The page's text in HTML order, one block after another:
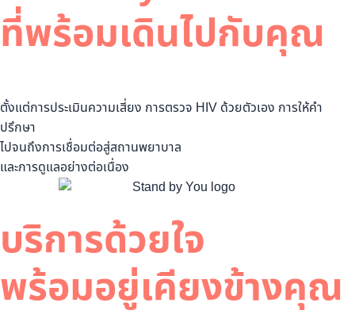
ที่พร้อมเดินไปกับคุณ
ตั้งแต่การประเมินความเสี่ยง การตรวจ HIV ด้วยตัวเอง การให้คำ
ปรึกษา
ไปจนถึงการเชื่อมต่อสู่สถานพยาบาล
และการดูแลอย่างต่อเนื่อง
บริการด้วยใจ
พร้อมอยู่เคียงข้างคุณ